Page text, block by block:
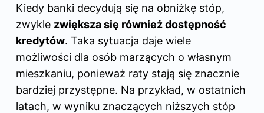
Kiedy banki decydują się na obniżkę stóp,
zwykle zwiększa się również dostępność
kredytów. Taka sytuacja daje wiele
możliwości dla osób marzących o własnym
mieszkaniu, ponieważ raty stają się znacznie
bardziej przystępne. Na przykład, w ostatnich
latach, w wyniku znaczących niższych stóp